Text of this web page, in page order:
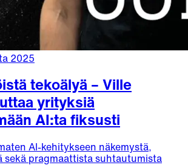
2025
tekoälyä – Ville
yrityksiä
AI:ta fiksusti
AI-kehitykseen näkemystä,
sekä pragmaattista suhtautumista